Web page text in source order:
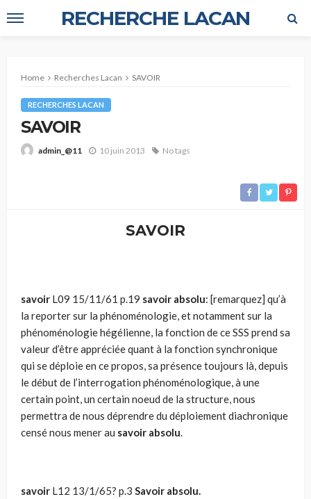
RECHERCHE LACAN
Home Recherches Lacan SAVOIR
RECHERCHES LACAN
SAVOIR
admin_@11 10 juin 2013 No tags
SAVOIR
savoir L09 15/11/61 p.19 savoir absolu: [remarquez] qu’à
la reporter sur la phénoménologie, et notamment sur la
phénoménologie hégélienne, la fonction de ce SSS prend sa
valeur d’être appréciée quant à la fonction synchronique
qui se déploie en ce propos, sa présence toujours là, depuis
le début de l’interrogation phénoménologique, à une
certain point, un certain noeud de la structure, nous
permettra de nous déprendre du déploiement diachronique
censé nous mener au savoir absolu.
savoir L12 13/1/65? p.3 Savoir absolu.